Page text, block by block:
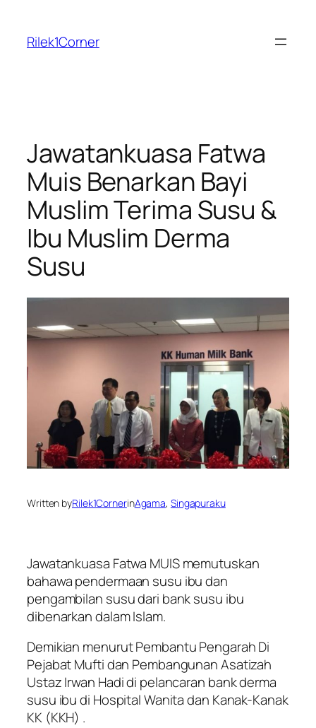
content
Rilek1Corner
Jawatankuasa Fatwa
Muis Benarkan Bayi
Muslim Terima Susu &
Ibu Muslim Derma
Susu
Written byRilek1CornerinAgama, Singapuraku
Jawatankuasa Fatwa MUIS memutuskan
bahawa pendermaan susu ibu dan
pengambilan susu dari bank susu ibu
dibenarkan dalam Islam.
Demikian menurut Pembantu Pengarah Di
Pejabat Mufti dan Pembangunan Asatizah
Ustaz Irwan Hadi di pelancaran bank derma
susu ibu di Hospital Wanita dan Kanak-Kanak
KK (KKH) .